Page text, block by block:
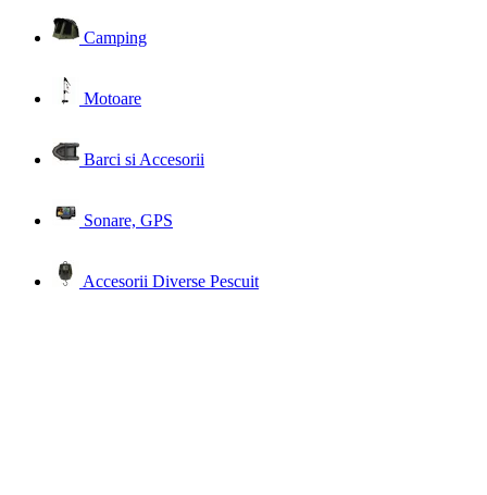
Camping
Motoare
Barci si Accesorii
Sonare, GPS
Accesorii Diverse Pescuit